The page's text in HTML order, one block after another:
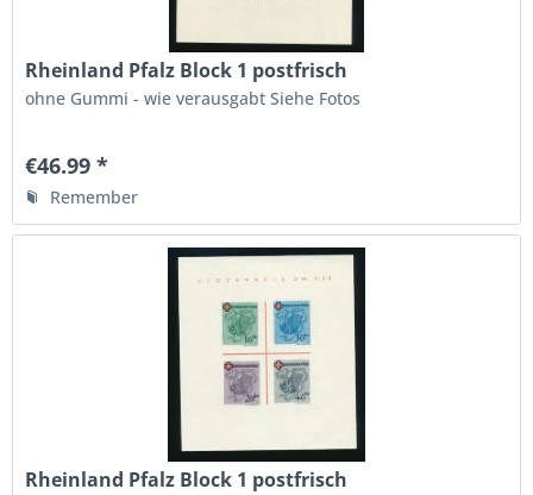
Rheinland Pfalz Block 1 postfrisch
ohne Gummi - wie verausgabt Siehe Fotos
€46.99 *
Remember
Rheinland Pfalz Block 1 postfrisch